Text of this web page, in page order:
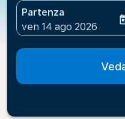
Partenza
fc-booking-
ven 14 ago 2026